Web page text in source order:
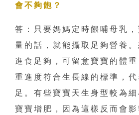
會不夠飽？
答：只要媽媽定時餵哺母乳
量的話，就能攝取足夠營養
進食足夠，可留意寶寶的體
重進度符合生長線的標準，
足。有些寶寶天生身型較為
寶寶增肥，因為這樣反而會